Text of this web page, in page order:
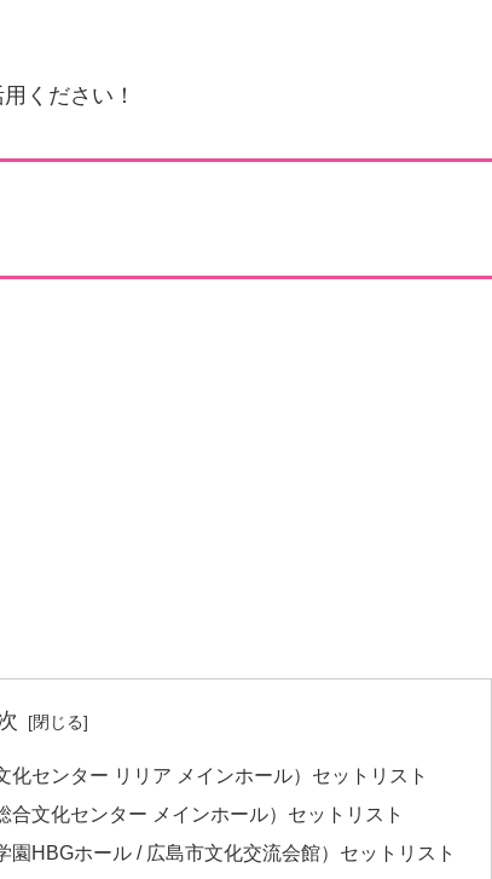
ください！
センター リリア メインホール）セットリスト
文化センター メインホール）セットリスト
HBGホール / 広島市文化交流会館）セットリスト